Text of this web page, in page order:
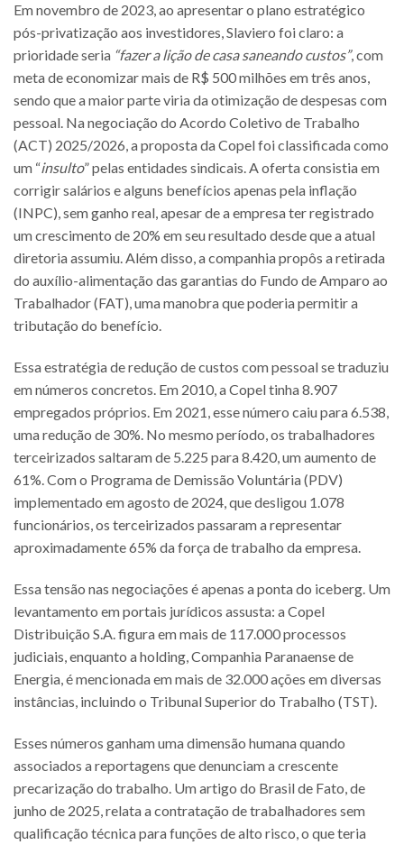
Em novembro de 2023, ao apresentar o plano estratégico
pós-privatização aos investidores, Slaviero foi claro: a
prioridade seria “fazer a lição de casa saneando custos”, com
meta de economizar mais de R$ 500 milhões em três anos,
sendo que a maior parte viria da otimização de despesas com
pessoal. Na negociação do Acordo Coletivo de Trabalho
(ACT) 2025/2026, a proposta da Copel foi classificada como
um “insulto” pelas entidades sindicais. A oferta consistia em
corrigir salários e alguns benefícios apenas pela inflação
(INPC), sem ganho real, apesar de a empresa ter registrado
um crescimento de 20% em seu resultado desde que a atual
diretoria assumiu. Além disso, a companhia propôs a retirada
do auxílio-alimentação das garantias do Fundo de Amparo ao
Trabalhador (FAT), uma manobra que poderia permitir a
tributação do benefício.
Essa estratégia de redução de custos com pessoal se traduziu
em números concretos. Em 2010, a Copel tinha 8.907
empregados próprios. Em 2021, esse número caiu para 6.538,
uma redução de 30%. No mesmo período, os trabalhadores
terceirizados saltaram de 5.225 para 8.420, um aumento de
61%. Com o Programa de Demissão Voluntária (PDV)
implementado em agosto de 2024, que desligou 1.078
funcionários, os terceirizados passaram a representar
aproximadamente 65% da força de trabalho da empresa.
Essa tensão nas negociações é apenas a ponta do iceberg. Um
levantamento em portais jurídicos assusta: a Copel
Distribuição S.A. figura em mais de 117.000 processos
judiciais, enquanto a holding, Companhia Paranaense de
Energia, é mencionada em mais de 32.000 ações em diversas
instâncias, incluindo o Tribunal Superior do Trabalho (TST).
Esses números ganham uma dimensão humana quando
associados a reportagens que denunciam a crescente
precarização do trabalho. Um artigo do Brasil de Fato, de
junho de 2025, relata a contratação de trabalhadores sem
qualificação técnica para funções de alto risco, o que teria